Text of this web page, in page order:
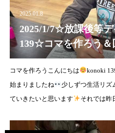
2025.01.8
2025/1/7☆放課後等
139☆コマを作ろう＆
コマを作ろうこんにちは
konoki
始まりましたね
少しずつ生活リズ
ていきたいと思います
それでは昨